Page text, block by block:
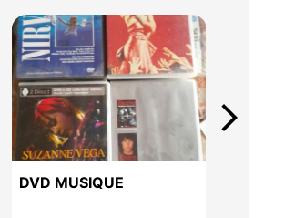
DVD MUSIQUE
arrow_forward_ios